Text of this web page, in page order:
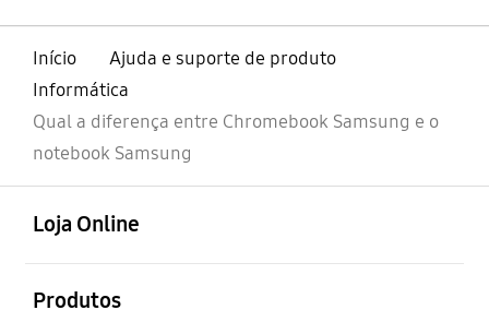
Início
Ajuda e suporte de produto
Informática
Qual a diferença entre Chromebook Samsung e o
notebook Samsung
Loja Online
Produtos